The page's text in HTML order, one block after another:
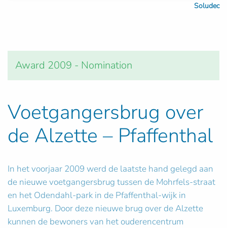
Soludec
Award 2009 - Nomination
Voetgangersbrug over
de Alzette – Pfaffenthal
In het voorjaar 2009 werd de laatste hand gelegd aan
de nieuwe voetgangersbrug tussen de Mohrfels-straat
en het Odendahl-park in de Pfaffenthal-wijk in
Luxemburg. Door deze nieuwe brug over de Alzette
kunnen de bewoners van het ouderencentrum